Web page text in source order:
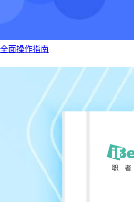
面操作指南